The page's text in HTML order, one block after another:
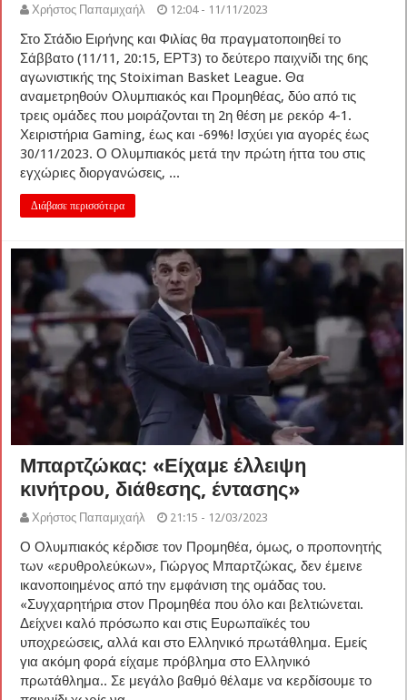
Χρήστος Παπαμιχαήλ 12:04 - 11/11/2023
Στο Στάδιο Ειρήνης και Φιλίας θα πραγματοποιηθεί το
Σάββατο (11/11, 20:15, ΕΡΤ3) το δεύτερο παιχνίδι της 6ης
αγωνιστικής της Stoiximan Basket League. Θα
αναμετρηθούν Ολυμπιακός και Προμηθέας, δύο από τις
τρεις ομάδες που μοιράζονται τη 2η θέση με ρεκόρ 4-1.
Χειριστήρια Gaming, έως και -69%! Ισχύει για αγορές έως
30/11/2023. Ο Ολυμπιακός μετά την πρώτη ήττα του στις
εγχώριες διοργανώσεις, ...
Διάβασε περισσότερα
Μπαρτζώκας: «Είχαμε έλλειψη
κινήτρου, διάθεσης, έντασης»
Χρήστος Παπαμιχαήλ 21:15 - 12/03/2023
Ο Ολυμπιακός κέρδισε τον Προμηθέα, όμως, ο προπονητής
των «ερυθρολεύκων», Γιώργος Μπαρτζώκας, δεν έμεινε
ικανοποιημένος από την εμφάνιση της ομάδας του.
«Συγχαρητήρια στον Προμηθέα που όλο και βελτιώνεται.
Δείχνει καλό πρόσωπο και στις Ευρωπαϊκές του
υποχρεώσεις, αλλά και στο Ελληνικό πρωτάθλημα. Εμείς
για ακόμη φορά είχαμε πρόβλημα στο Ελληνικό
πρωτάθλημα.. Σε μεγάλο βαθμό θέλαμε να κερδίσουμε το